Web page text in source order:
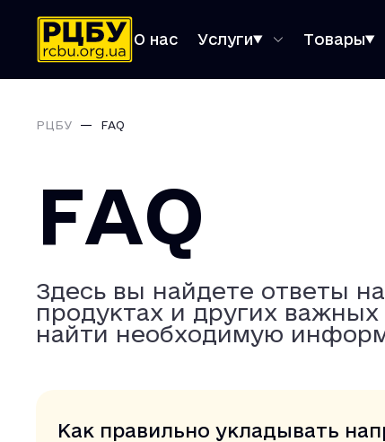
О нас Услуги Товары
РЦБУ FAQ
FAQ
Здесь вы найдете ответы
продуктах и других
найти необходимую
Как правильно укладывать